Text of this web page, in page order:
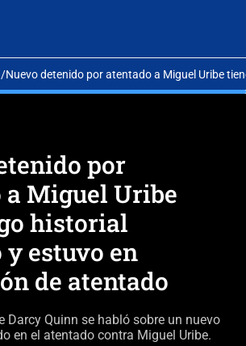
Nuevo detenido por atentado a Miguel Uribe
por
a Miguel Uribe
historial
estuvo en
de atentado
Darcy Quinn se habló sobre un nuevo
en el atentado contra Miguel Uribe.